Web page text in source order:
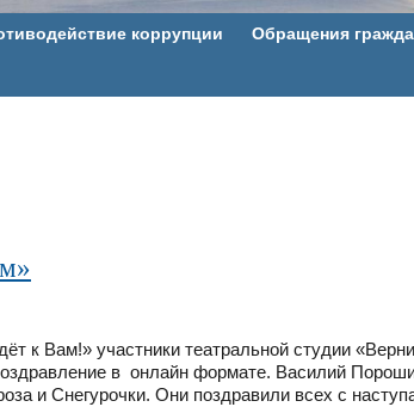
коррупции Обращения
к Вам!» участники театральной студии
в онлайн формате. Василий
и Снегурочки. Они поздравили всех с